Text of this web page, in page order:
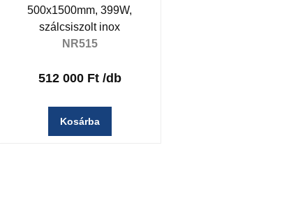
500x1500mm, 399W,
szálcsiszolt inox
NR515
512 000 Ft /db
Kosárba